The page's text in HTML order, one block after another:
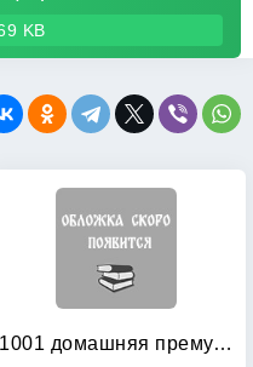
KB
1001 домашняя премудрость, или Чистота и уют в вашем доме